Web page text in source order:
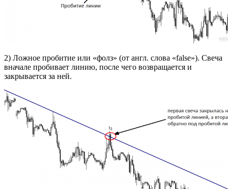
2) Ложное пробитие или «фолз» (от англ. слова «false»). Свеча
вначале пробивает линию, после чего возвращается и
закрывается за ней.